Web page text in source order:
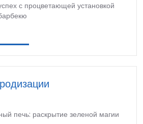
с процветающей установкой
печь: раскрытие зеленой магии